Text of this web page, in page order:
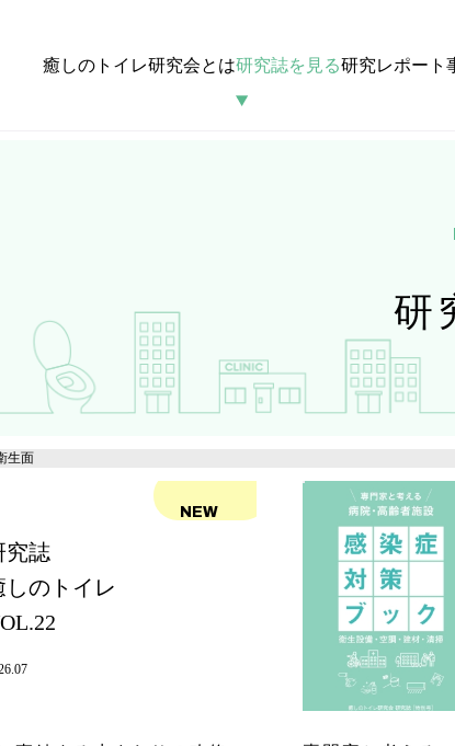
癒しのトイレ研究会とは研究誌を見る研究レポート
研
生面
究誌
しのトイレ
NEW